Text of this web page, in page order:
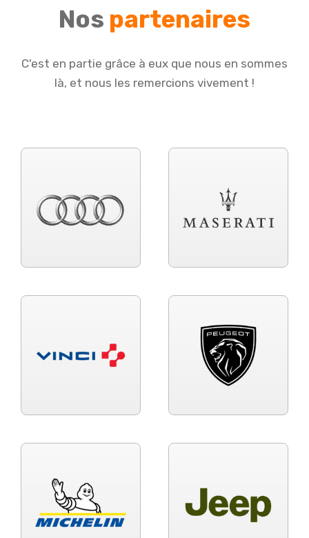
Nos partenaires
C'est en partie grâce à eux que nous en sommes
là, et nous les remercions vivement !